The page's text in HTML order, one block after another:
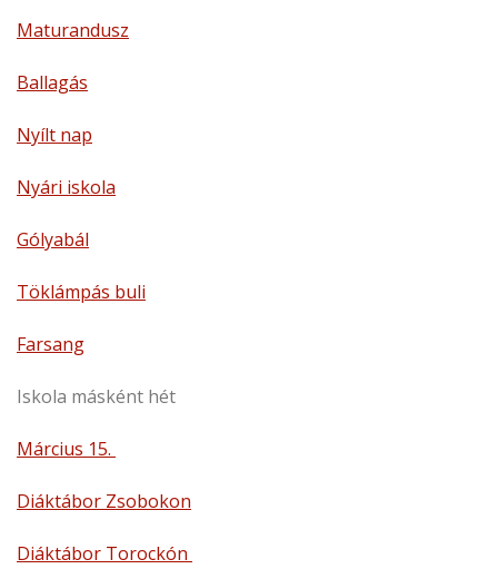
Maturandusz
Ballagás
Nyílt nap
Nyári iskola
Gólyabál
Töklámpás buli
Farsang
Iskola másként hét
Március 15.
Diáktábor Zsobokon
Diáktábor Torockón